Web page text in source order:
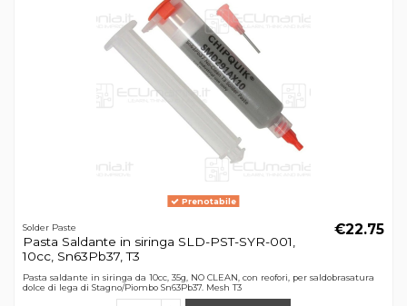
Prenotabile
Solder Paste
Pasta Saldante in siringa SLD-PST-SYR-001,
10cc, Sn63Pb37, T3
€22.75
Pasta saldante in siringa da 10cc, 35g, NO CLEAN, con reofori, per saldobrasatura
dolce di lega di Stagno/Piombo Sn63Pb37. Mesh T3